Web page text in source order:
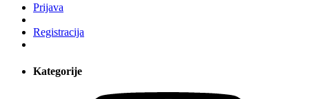
Prijava
Registracija
Kategorije